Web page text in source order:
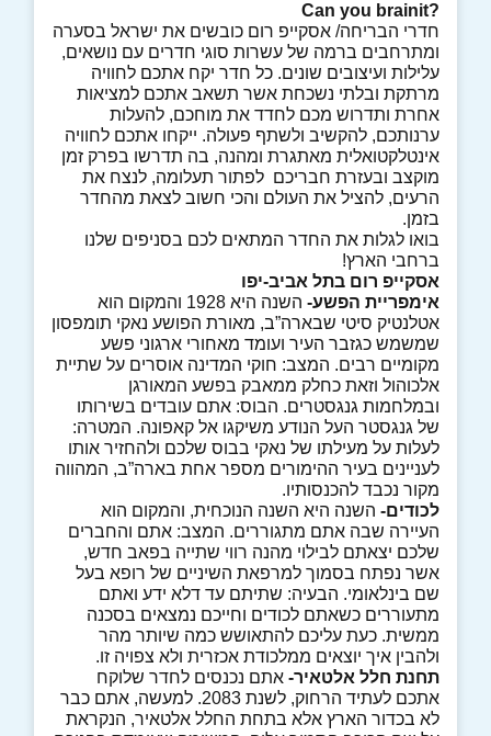
?Can you brainit
חדרי הבריחה/ אסקייפ רום כובשים את ישראל בסערה
ומתרחבים ברמה של עשרות סוגי חדרים עם נושאים,
עלילות ועיצובים שונים. כל חדר יקח אתכם לחוויה
מרתקת ובלתי נשכחת אשר תשאב אתכם למציאות
אחרת ותדרוש מכם לחדד את מוחכם, להעלות
ערנותכם, להקשיב ולשתף פעולה. ייקחו אתכם לחוויה
אינטלקטואלית מאתגרת ומהנה, בה תדרשו בפרק זמן
מוקצב ובעזרת חבריכם לפתור תעלומה, לנצח את
הרעים, להציל את העולם והכי חשוב לצאת מהחדר
בזמן.
בואו לגלות את החדר המתאים לכם בסניפים שלנו
ברחבי הארץ!
אסקייפ רום בתל אביב-יפו
אימפריית הפשע-
השנה היא 1928 והמקום הוא
אטלנטיק סיטי שבארה”ב, מאורת הפושע נאקי תומפסון
שמשמש כגזבר העיר ועומד מאחורי ארגוני פשע
מקומיים רבים. המצב: חוקי המדינה אוסרים על שתיית
אלכוהול וזאת כחלק ממאבק בפשע המאורגן
ובמלחמות גנגסטרים. הבוס: אתם עובדים בשירותו
של גנגסטר העל הנודע משיקגו אל קאפונה. המטרה:
לעלות על מעילתו של נאקי בבוס שלכם ולהחזיר אותו
לעניינים בעיר ההימורים מספר אחת בארה”ב, המהווה
מקור נכבד להכנסותיו.
לכודים- השנה היא השנה הנוכחית, והמקום הוא
העיירה שבה אתם מתגוררים. המצב: אתם והחברים
שלכם יצאתם לבילוי מהנה רווי שתייה בפאב חדש,
אשר נפתח בסמוך למרפאת השיניים של רופא בעל
שם בינלאומי. הבעיה: שתיתם עד דלא ידע ואתם
מתעוררים כשאתם לכודים וחייכם נמצאים בסכנה
ממשית. כעת עליכם להתאושש כמה שיותר מהר
ולהבין איך יוצאים ממלכודת אכזרית ולא צפויה זו.
תחנת חלל אלטאיר- אתם נכנסים לחדר שלוקח
אתכם לעתיד הרחוק, לשנת 2083. למעשה, אתם כבר
לא בכדור הארץ אלא בתחת החלל אלטאיר, הנקראת